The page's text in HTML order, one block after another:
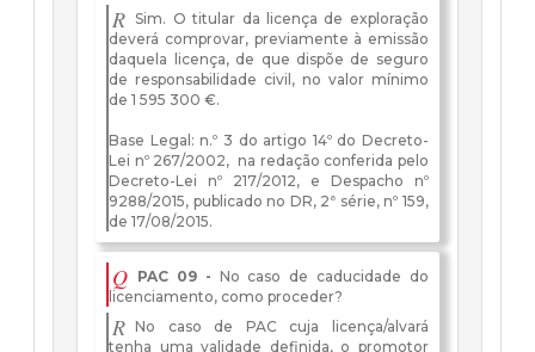
R Sim. O titular da licença de exploração
deverá comprovar, previamente à emissão
daquela licença, de que dispõe de seguro
de responsabilidade civil, no valor mínimo
de 1 595 300 €.
Base Legal: n.º 3 do artigo 14º do Decreto-
Lei nº 267/2002, na redação conferida pelo
Decreto-Lei nº 217/2012, e Despacho nº
9288/2015, publicado no DR, 2ª série, nº 159,
de 17/08/2015.
Q PAC 09 - No caso de caducidade do
licenciamento, como proceder?
R No caso de PAC cuja licença/alvará
tenha uma validade definida, o promotor